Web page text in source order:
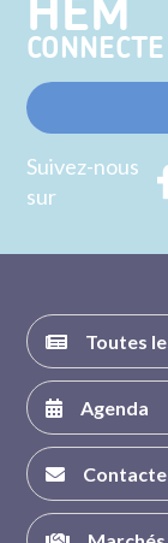
HEM
CONNECTE
Suivez-nous
sur
Toutes
Agenda